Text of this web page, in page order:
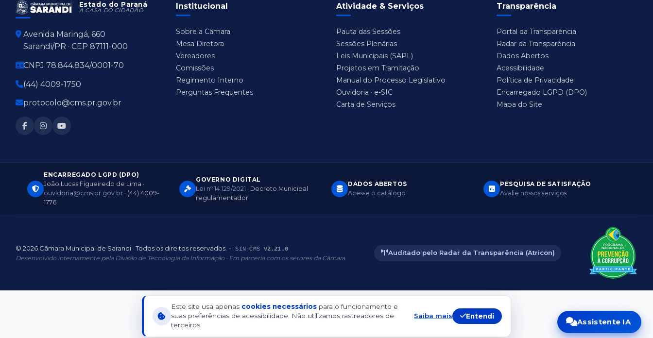
Estado do Paraná
A CASA DO CIDADÃO
Avenida Maringá, 660
Sarandi/PR · CEP 87111-000
CNPJ 78.844.834/0001-70
(44) 4009-1750
protocolo@cms.pr.gov.br
Institucional
Sobre a Câmara
Mesa Diretora
Vereadores
Comissões
Regimento Interno
Perguntas Frequentes
Atividade & Serviços
Pauta das Sessões
Sessões Plenárias
Leis Municipais (SAPL)
Projetos em Tramitação
Manual do Processo Legislativo
Ouvidoria · e-SIC
Carta de Serviços
Transparência
Portal da Transparência
Radar da Transparência
Dados Abertos
Acessibilidade
Política de Privacidade
Encarregado LGPD (DPO)
Mapa do Site
ENCARREGADO LGPD (DPO)
João Lucas Figueiredo de Lima ·
ouvidoria@cms.pr.gov.br · (44) 4009-
1776
GOVERNO DIGITAL
Lei nº 14.129/2021 · Decreto Municipal
regulamentador
DADOS ABERTOS
Acesse o catálogo
PESQUISA DE SATISFAÇÃO
Avalie nossos serviços
© 2026 Câmara Municipal de Sarandi · Todos os direitos reservados. · SIN-CMS v2.21.0
Desenvolvido internamente pela Divisão de Tecnologia da Informação · Em parceria com os setores da Câmara.
Auditado pelo Radar da Transparência (Atricon)
Aderente
Este site usa apenas cookies necessáriospara o funcionamento e
suas preferências de acessibilidade. Não utilizamos rastreadores de
terceiros.
Saiba mais Entendi
Assistente IA